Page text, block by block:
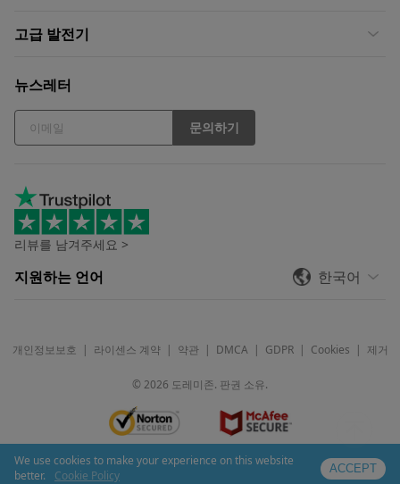
고급 발전기
뉴스레터
문의하기
리뷰를 남겨주세요 >
지원하는 언어 한국어
개인정보보호 | 라이센스 계약| 약관| DMCA| GDPR| Cookies | 제거
© 2026 도레미존. 판권 소유.
We use cookies to make your experience on this website
better.
Cookie Policy ACCEPT